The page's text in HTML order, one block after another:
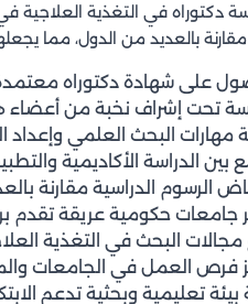
دكتوراه في التغذية العلاجية
مقارنة بالعديد من الدول، مما
على شهادة دكتوراه
تحت إشراف نخبة من أعضاء
مهارات البحث العلمي
بين الدراسة الأكاديمية
الرسوم الدراسية مقارنة
جامعات حكومية عريقة تقدم
مجالات البحث في التغذية
فرص العمل في الجامعات
بيئة تعليمية وبحثية تدعم